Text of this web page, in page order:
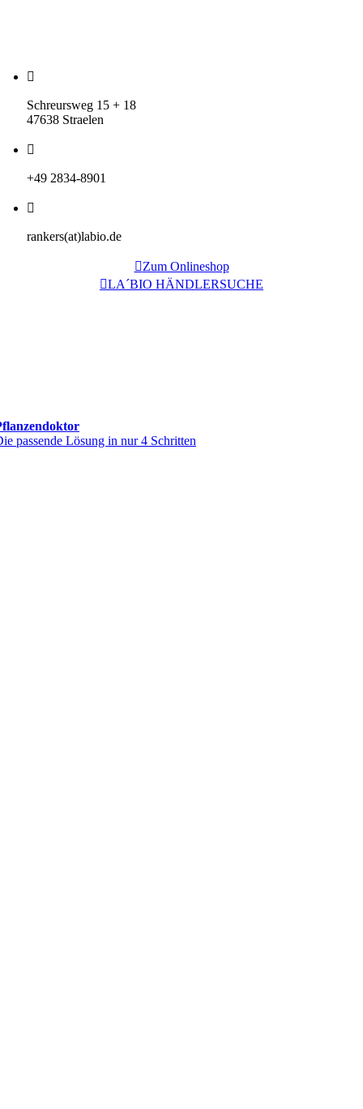
Schreursweg 15 + 18
47638 Straelen
+49 2834-8901
rankers(at)labio.de
Zum Onlineshop
LA´BIO HÄNDLERSUCHE
passende Lösung in nur 4 Schritten